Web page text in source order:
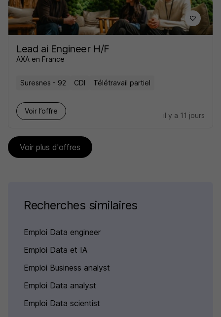
Lead ai Engineer H/F
AXA en France
Suresnes - 92 CDI Télétravail partiel
Voir l’offre
il y a 11 jours
Voir plus d'offres
Recherches similaires
Emploi Data engineer
Emploi Data et IA
Emploi Business analyst
Emploi Data analyst
Emploi Data scientist